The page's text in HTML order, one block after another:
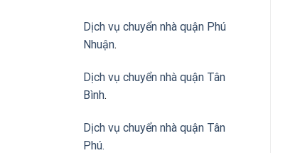
Dịch vụ chuyển nhà quận Phú
Nhuận.
Dịch vụ chuyển nhà quận Tân
Bình.
Dịch vụ chuyển nhà quận Tân
Phú.